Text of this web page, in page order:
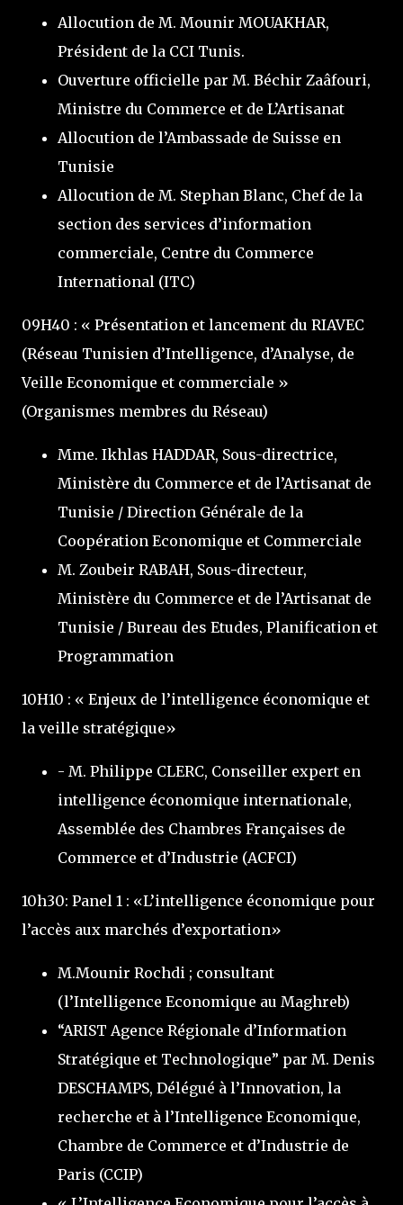
Allocution de M. Mounir MOUAKHAR,
Président de la CCI Tunis.
Ouverture officielle par M. Béchir Zaâfouri,
Ministre du Commerce et de L’Artisanat
Allocution de l’Ambassade de Suisse en
Tunisie
Allocution de M. Stephan Blanc, Chef de la
section des services d’information
commerciale, Centre du Commerce
International (ITC)
09H40 : « Présentation et lancement du RIAVEC
(Réseau Tunisien d’Intelligence, d’Analyse, de
Veille Economique et commerciale »
(Organismes membres du Réseau)
Mme. Ikhlas HADDAR, Sous-directrice,
Ministère du Commerce et de l’Artisanat de
Tunisie / Direction Générale de la
Coopération Economique et Commerciale
M. Zoubeir RABAH, Sous-directeur,
Ministère du Commerce et de l’Artisanat de
Tunisie / Bureau des Etudes, Planification et
Programmation
10H10 : « Enjeux de l’intelligence économique et
la veille stratégique»
- M. Philippe CLERC, Conseiller expert en
intelligence économique internationale,
Assemblée des Chambres Françaises de
Commerce et d’Industrie (ACFCI)
10h30: Panel 1 : «L’intelligence économique pour
l’accès aux marchés d’exportation»
M.Mounir Rochdi ; consultant
(l’Intelligence Economique au Maghreb)
“ARIST Agence Régionale d’Information
Stratégique et Technologique” par M. Denis
DESCHAMPS, Délégué à l’Innovation, la
recherche et à l’Intelligence Economique,
Chambre de Commerce et d’Industrie de
Paris (CCIP)